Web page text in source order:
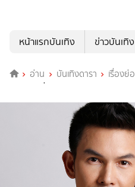
หน้าแรกบันเทิง
ข่าวบันเทิง
อ่าน บันเทิงดารา เรื่องย่อ
ดวงดาว ช่อง ONE31